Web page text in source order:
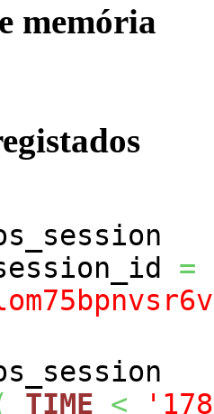
memória
=
TIME <